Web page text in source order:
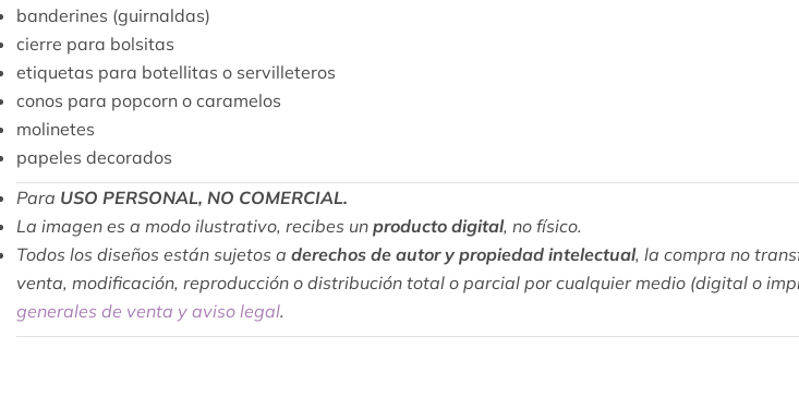
banderines (guirnaldas)
cierre para bolsitas
etiquetas para botellitas o servilleteros
conos para popcorn o caramelos
molinetes
papeles decorados
Para USO PERSONAL, NO COMERCIAL.
La imagen es a modo ilustrativo, recibes un producto digital, no físico.
Todos los diseños están sujetos a derechos de autor y propiedad intelectual, la compra no
venta, modificación, reproducción o distribución total o parcial por cualquier medio (digital o
generales de venta y aviso legal.